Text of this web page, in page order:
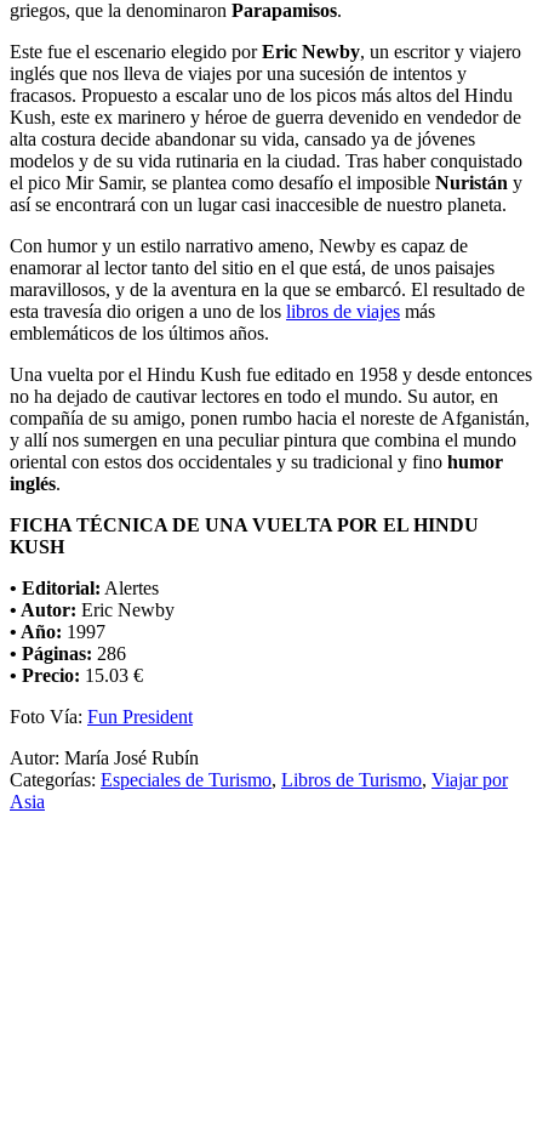
griegos, que la denominaron Parapamisos.
Este fue el escenario elegido porEric Newby, un escritor y viajero
inglés que nos lleva de viajes por una sucesión de intentos y
fracasos. Propuesto a escalar uno de los picos más altos del Hindu
Kush, este ex marinero y héroe de guerra devenido en vendedor de
alta costura decide abandonar su vida, cansado ya de jóvenes
modelos y de su vida rutinaria en la ciudad. Tras haber conquistado
el pico Mir Samir, se plantea como desafío el imposible Nuristán y
así se encontrará con un lugar casi inaccesible de nuestro planeta.
Con humor y un estilo narrativo ameno, Newby es capaz de
enamorar al lector tanto del sitio en el que está, de unos paisajes
maravillosos, y de la aventura en la que se embarcó. El resultado de
esta travesía dio origen a uno de los libros de viajes más
emblemáticos de los últimos años.
Una vuelta por el Hindu Kush fue editado en 1958 y desde entonces
no ha dejado de cautivar lectores en todo el mundo. Su autor, en
compañía de su amigo, ponen rumbo hacia el noreste de Afganistán,
y allí nos sumergen en una peculiar pintura que combina el mundo
oriental con estos dos occidentales y su tradicional y fino humor
inglés.
FICHA TÉCNICA DE UNA VUELTA POR EL HINDU
KUSH
• Editorial: Alertes
• Autor: Eric Newby
• Año: 1997
• Páginas: 286
• Precio: 15.03 €
Foto Vía: Fun President
Autor: María José Rubín
Categorías: Especiales de Turismo, Libros de Turismo, Viajar por
Asia